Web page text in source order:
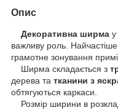
Опис
Декоративна ширма у
важливу роль.
грамотне зонування
Ширма складається з
дерева та тканини з
обтягуються каркаси.
Розмір ширини в